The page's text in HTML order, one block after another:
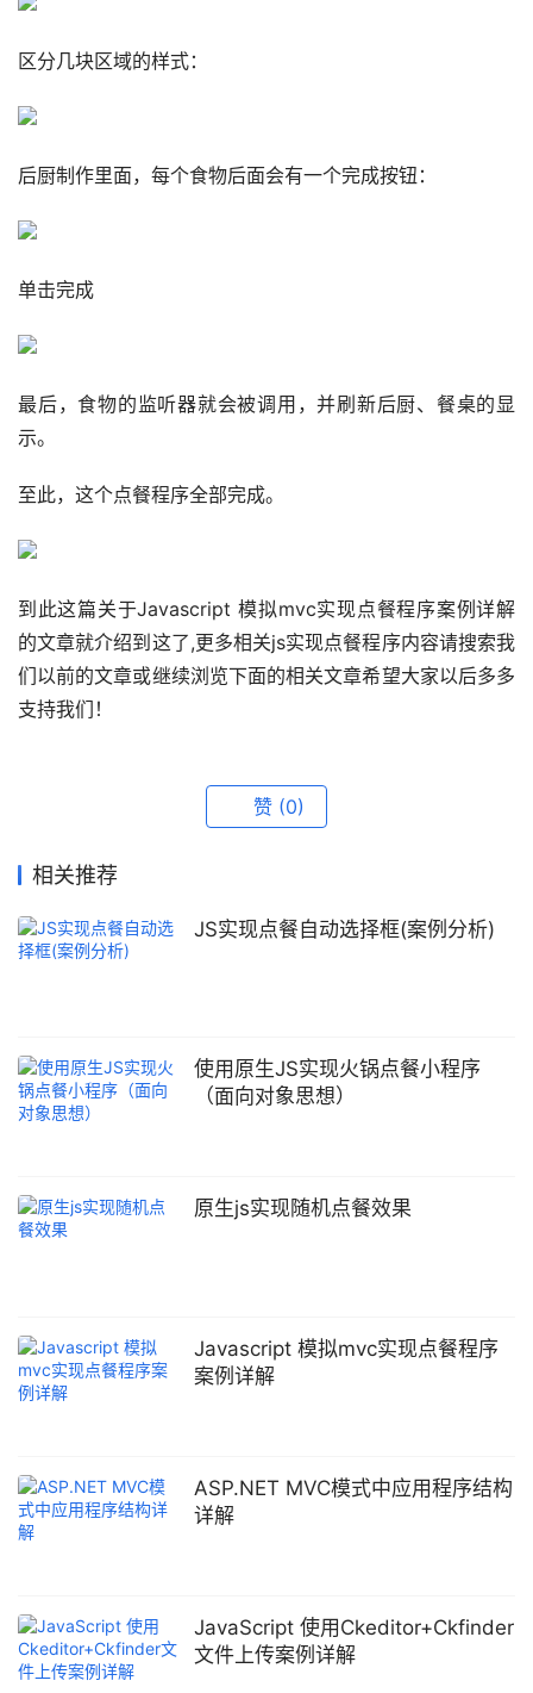
区分几块区域的样式：
后厨制作里面，每个食物后面会有一个完成按钮：
单击完成
最后，食物的监听器就会被调用，并刷新后厨、餐桌的显
示。
至此，这个点餐程序全部完成。
到此这篇关于Javascript 模拟mvc实现点餐程序案例详解
的文章就介绍到这了,更多相关js实现点餐程序内容请搜索我
们以前的文章或继续浏览下面的相关文章希望大家以后多多
支持我们！
赞 (0)
相关推荐
JS实现点餐自动选择框(案例分析)
使用原生JS实现火锅点餐小程序
（面向对象思想）
原生js实现随机点餐效果
Javascript 模拟mvc实现点餐程序
案例详解
ASP.NET MVC模式中应用程序结构
详解
JavaScript 使用Ckeditor+Ckfinder
文件上传案例详解